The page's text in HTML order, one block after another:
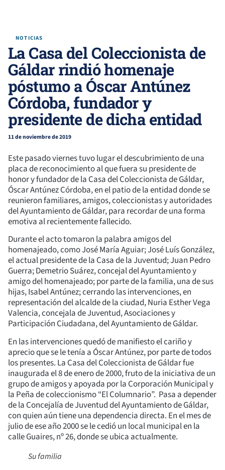
NOTICIAS
La Casa del Coleccionista de
Gáldar rindió homenaje
póstumo a Óscar Antúnez
Córdoba, fundador y
presidente de dicha entidad
11 de noviembre de 2019
Este pasado viernes tuvo lugar el descubrimiento de una
placa de reconocimiento al que fuera su presidente de
honor y fundador de la Casa del Coleccionista de Gáldar,
Óscar Antúnez Córdoba, en el patio de la entidad donde se
reunieron familiares, amigos, coleccionistas y autoridades
del Ayuntamiento de Gáldar, para recordar de una forma
emotiva al recientemente fallecido.
Durante el acto tomaron la palabra amigos del
homenajeado, como José María Aguiar; José Luís González,
el actual presidente de la Casa de la Juventud; Juan Pedro
Guerra; Demetrio Suárez, concejal del Ayuntamiento y
amigo del homenajeado; por parte de la familia, una de sus
hijas, Isabel Antúnez; cerrando las intervenciones, en
representación del alcalde de la ciudad, Nuria Esther Vega
Valencia, concejala de Juventud, Asociaciones y
Participación Ciudadana, del Ayuntamiento de Gáldar.
En las intervenciones quedó de manifiesto el cariño y
aprecio que se le tenía a Óscar Antúnez, por parte de todos
los presentes. La Casa del Coleccionista de Gáldar fue
inaugurada el 8 de enero de 2000, fruto de la iniciativa de un
grupo de amigos y apoyada por la Corporación Municipal y
la Peña de coleccionismo “El Columnario”. Pasa a depender
de la Concejalía de Juventud del Ayuntamiento de Gáldar,
con quien aún tiene una dependencia directa. En el mes de
julio de ese año 2000 se le cedió un local municipal en la
calle Guaires, nº 26, donde se ubica actualmente.
Su familia